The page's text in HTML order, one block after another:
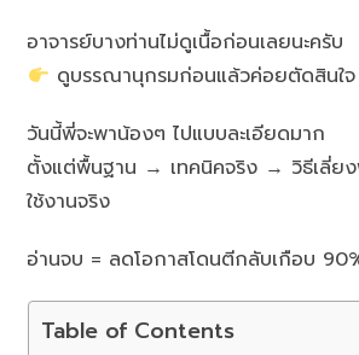
อาจารย์บางท่านไม่ดูเนื้อก่อนเลยนะครับ
ดูบรรณานุกรมก่อนแล้วค่อยตัดสินใจ
วันนี้พี่จะพาน้องๆ ไปแบบละเอียดมาก
ตั้งแต่พื้นฐาน → เทคนิคจริง → วิธีเลี่ย
ใช้งานจริง
อ่านจบ = ลดโอกาสโดนตีกลับเกือบ
Table of Contents